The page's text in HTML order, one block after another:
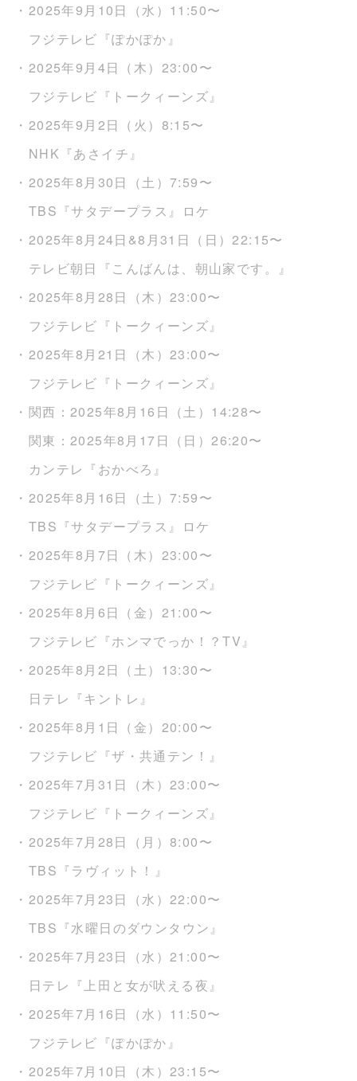
・2025年9月10日（水）11:50〜
フジテレビ『ぽかぽか』
・2025年9月4日（木）23:00〜
フジテレビ『トークィーンズ』
・2025年9月2日（火）8:15〜
NHK『あさイチ』
・2025年8月30日（土）7:59〜
TBS『サタデープラス』ロケ
・2025年8月24日&8月31日（日）22:15〜
テレビ朝日『こんばんは、朝山家です。』
・2025年8月28日（木）23:00〜
フジテレビ『トークィーンズ』
・2025年8月21日（木）23:00〜
フジテレビ『トークィーンズ』
・関西：2025年8月16日（土）14:28〜
関東：2025年8月17日（日）26:20〜
カンテレ『おかべろ』
・2025年8月16日（土）7:59〜
TBS『サタデープラス』ロケ
・2025年8月7日（木）23:00〜
フジテレビ『トークィーンズ』
・2025年8月6日（金）21:00〜
フジテレビ『ホンマでっか！？TV』
・2025年8月2日（土）13:30〜
日テレ『キントレ』
・2025年8月1日（金）20:00〜
フジテレビ『ザ・共通テン！』
・2025年7月31日（木）23:00〜
フジテレビ『トークィーンズ』
・2025年7月28日（月）8:00〜
TBS『ラヴィット！』
・2025年7月23日（水）22:00〜
TBS『水曜日のダウンタウン』
・2025年7月23日（水）21:00〜
日テレ『上田と女が吠える夜』
・2025年7月16日（水）11:50〜
フジテレビ『ぽかぽか』
・2025年7月10日（木）23:15〜